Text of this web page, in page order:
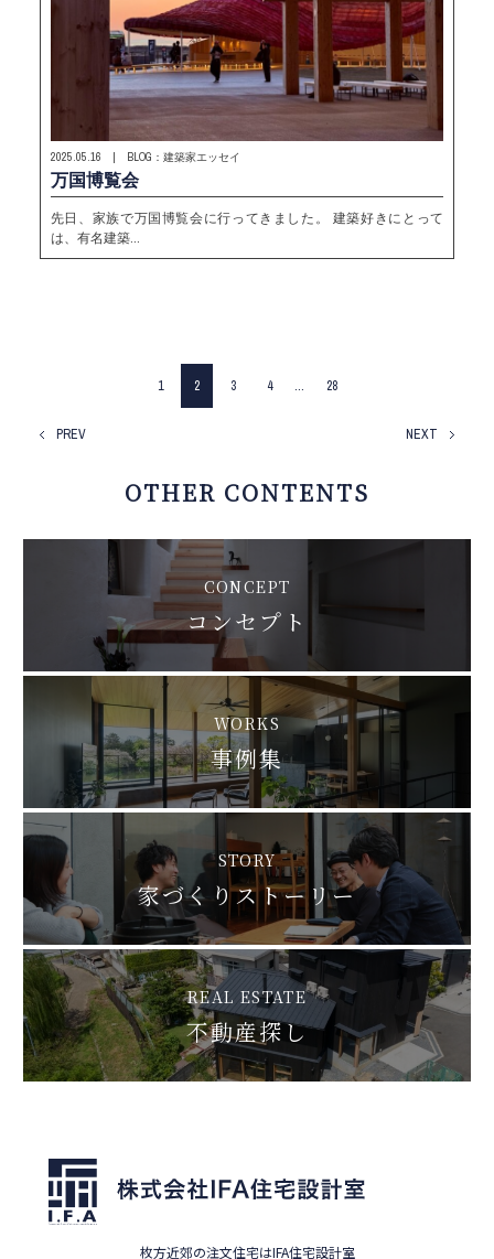
2025.05.16 | BLOG：建築家エッセイ
万国博覧会
先日、家族で万国博覧会に行ってきました。 建築好きにとって
は、有名建築…
PREV
1 2 3 4 … 28
NEXT
OTHER CONTENTS
CONCEPT
コンセプト
WORKS
事例集
STORY
家づくりストーリー
REAL ESTATE
不動産探し
枚方近郊の注文住宅はIFA住宅設計室